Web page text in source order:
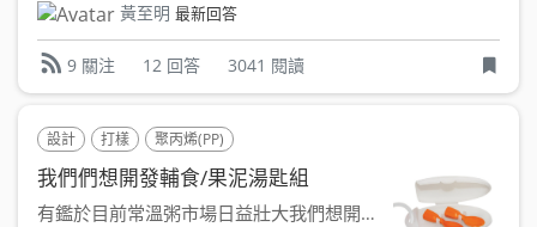
黃至明 最新回答
9 關注 12 回答 3041 閱讀
設計 打樣 聚丙烯(PP)
我們們想開發輔食/果泥湯匙組
有鑑於目前常溫粥市場日益壯大我們想開發口栓袋可使用的兩用的...